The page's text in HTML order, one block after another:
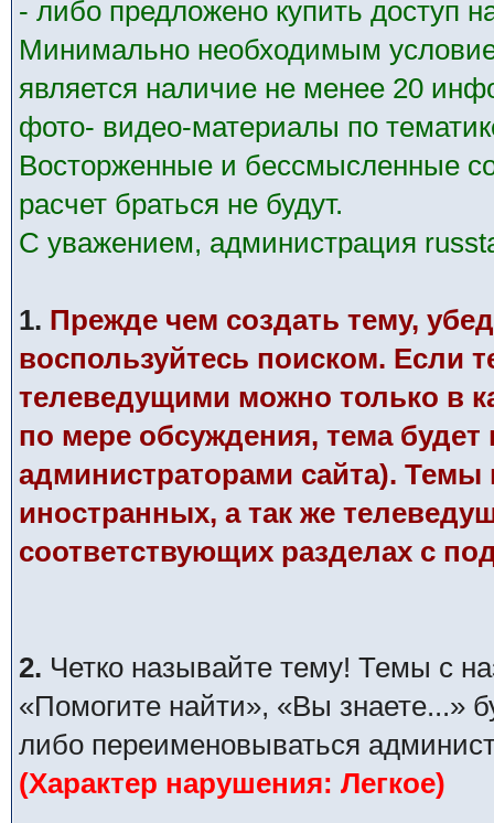
- либо предложено купить доступ
Минимально необходимым
является наличие не менее 20
фото- видео-материалы по
Восторженные и бессмысленные
расчет браться не будут.
С уважением, администрация
1. Прежде чем создать тему,
воспользуйтесь поиском. Если
телеведущими можно только в
по мере обсуждения, тема
администраторами сайта). Темы
иностранных, а так же
соответствующих разделах с
2. Четко называйте тему! Темы с
«Помогите найти», «Вы знаете...»
либо переименовываться
(Характер нарушения: Легкое)